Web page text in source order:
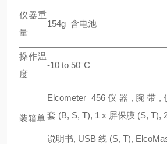
仪器重
量
154g 含电池
操作温
度
-10 to 50°C
装箱单
Elcometer 456仪器,腕带
套 (B, S, T), 1 x 屏保膜 (S, T),
说明书, USB 线 (S, T),